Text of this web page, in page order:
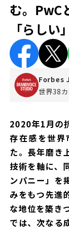
む。PwC
「らし
Forbes
世界38
2020年1月の
存在感を世界
た。長年磨き
技術を軸に、
ンパニー」を
みをもつ先進
な地位を築き
では、次なる